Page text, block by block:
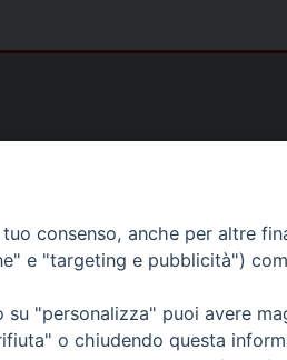
consenso, anche per altre
e "targeting e pubblicità")
"personalizza" puoi avere
o chiudendo questa